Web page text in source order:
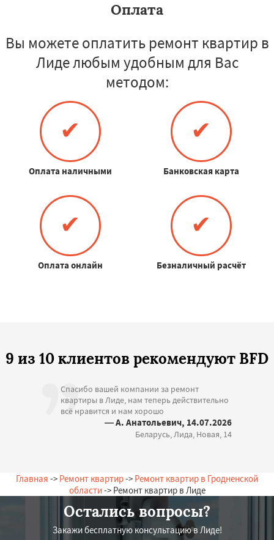
Оплата
Вы можете оплатить ремонт квартир в
Лиде любым удобным для Вас
методом:
✔
Оплата наличными
✔
Банковская карта
✔
Оплата онлайн
✔
Безналичный расчёт
9 из 10 клиентов рекомендуют BFD
Спасибо вашей компании за ремонт
квартиры в Лиде, нам теперь действительно
всё нравится и нам хорошо
— А. Анатольевич, 14.07.2026
Беларусь, Лида, Новая, 14
Главная -> Ремонт квартир-> Ремонт квартир в Гродненской
области-> Ремонт квартир в Лиде
Остались вопросы?
Закажи бесплатную консультацию в Лиде!